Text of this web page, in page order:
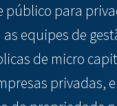
público para
equipes de
de micro
privadas,